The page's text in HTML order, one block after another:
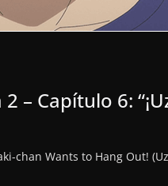
– Capítulo 6:
chan Wants to Hang Out!